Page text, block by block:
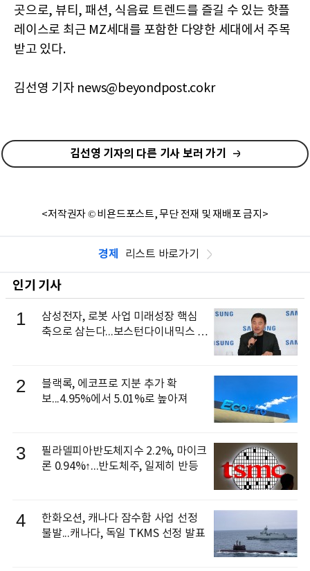
곳으로, 뷰티, 패션, 식음료 트렌드를 즐길 수 있는 핫플
레이스로 최근 MZ세대를 포함한 다양한 세대에서 주목
받고 있다.
김선영 기자 news@beyondpost.cokr
김선영 기자의 다른 기사 보러 가기
<저작권자 © 비욘드포스트, 무단 전재 및 재배포 금지>
경제 리스트 바로가기
인기 기사
1
삼성전자, 로봇 사업 미래성장 핵심
축으로 삼는다...보스턴다이내믹스 출
2
블랙록, 에코프로 지분 추가 확
보...4.95%에서 5.01%로 높아져
3
필라델피아반도체지수 2.2%, 마이크
론 0.94%↑...반도체주, 일제히 반등
4
한화오션, 캐나다 잠수함 사업 선정
불발...캐나다, 독일 TKMS 선정 발표